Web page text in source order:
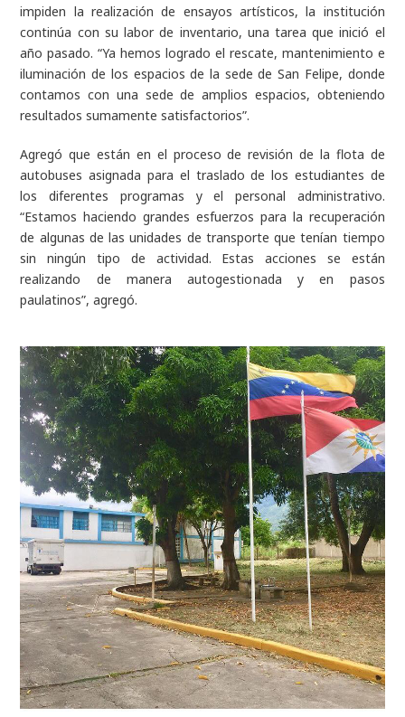
impiden la realización de ensayos artísticos, la institución
continúa con su labor de inventario, una tarea que inició el
año pasado. “Ya hemos logrado el rescate, mantenimiento e
iluminación de los espacios de la sede de San Felipe, donde
contamos con una sede de amplios espacios, obteniendo
resultados sumamente satisfactorios”.
Agregó que están en el proceso de revisión de la flota de
autobuses asignada para el traslado de los estudiantes de
los diferentes programas y el personal administrativo.
“Estamos haciendo grandes esfuerzos para la recuperación
de algunas de las unidades de transporte que tenían tiempo
sin ningún tipo de actividad. Estas acciones se están
realizando de manera autogestionada y en pasos
paulatinos”, agregó.